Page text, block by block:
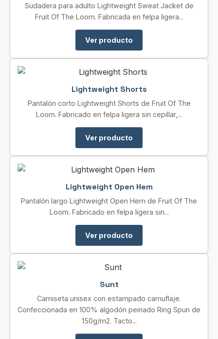
Sudadera para adulto Lightweight Sweat Jacket de
Fruit Of The Loom. Fabricada en felpa ligera...
Ver producto
Lightweight Shorts
Pantalón corto Lightweight Shorts de Fruit Of The
Loom. Fabricado en felpa ligera sin cepillar,...
Ver producto
Lightweight Open Hem
Pantalón largo Lightweight Open Hem de Fruit Of The
Loom. Fabricado en felpa ligera sin...
Ver producto
Sunt
Camiseta unisex con estampado camuflaje.
Confeccionada en 100% algodón peinado Ring Spun de
150g/m2. Tacto...